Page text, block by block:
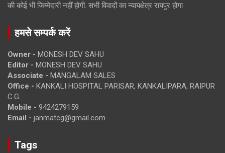
की कोई भी जिम्मेदारी नहीं होगी. सभी विवादों का न्यायक्षेत्र रायपुर होगा
हमसे सम्पर्क करें
Owner - MONESH DEV SAHU
Editor - MONESH DEV SAHU
Associate - MANGALAM SALES
Office - KANKALI HOSPITAL PARISAR, KANKALIPARA, RAIPUR
C.G.
Mobile - 9424279159
Email - janmatcg@gmail.com
Tags